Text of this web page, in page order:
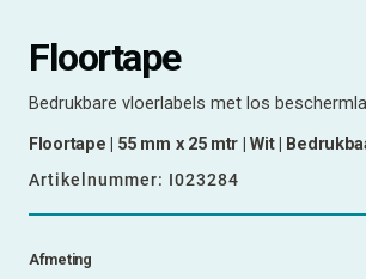
Floortape
Bedrukbare vloerlabels met los
Floortape | 55 mm x 25 mtr | Wit |
Artikelnummer: I023284
Afmeting